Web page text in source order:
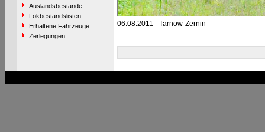
Auslandsbestände
Lokbestandslisten
Erhaltene Fahrzeuge
Zerlegungen
06.08.2011 - Tarnow-Zernin